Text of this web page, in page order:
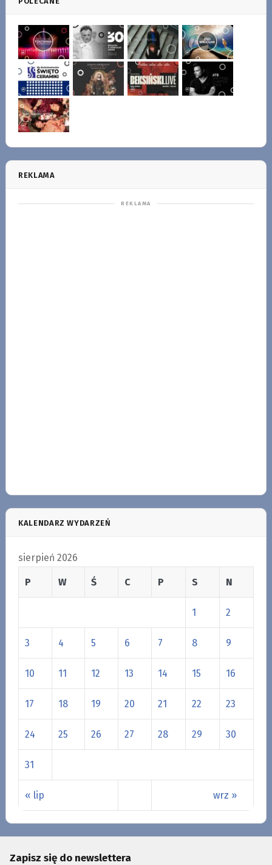
REKLAMA
KALENDARZ WYDARZEŃ
sierpień 2026
P W Ś C P S N
« lip wrz »
1 2
3 4 5 6 7 8 9
10 11 12 13 14 15 16
17 18 19 20 21 22 23
24 25 26 27 28 29 30
31
Zapisz się do newslettera